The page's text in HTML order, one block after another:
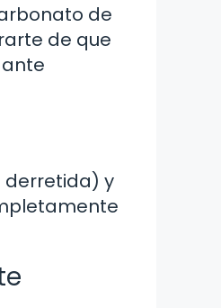
de
de que
derretida) y